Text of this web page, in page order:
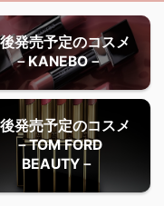
発売予定のコスメ
－KANEBO－
発売予定のコスメ
－TOM FORD
BEAUTY－